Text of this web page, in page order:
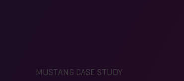
MUSTANG CASE STUDY